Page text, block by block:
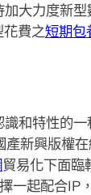
大力度新
費之短期包
和特性的
新興版權在
貿易化下面臨
一起配合IP